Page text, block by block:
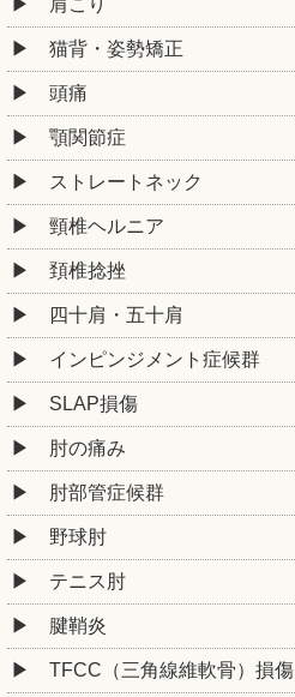
猫背・姿勢矯正
頭痛
顎関節症
ストレートネック
頸椎ヘルニア
頚椎捻挫
四十肩・五十肩
インピンジメント症候群
SLAP損傷
肘の痛み
肘部管症候群
野球肘
テニス肘
腱鞘炎
TFCC（三角線維軟骨）損傷